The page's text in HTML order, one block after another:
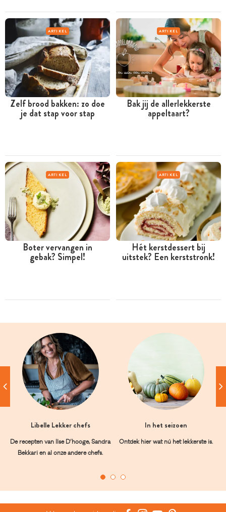
ARTIKEL
Zelf brood bakken: zo doe
je dat stap voor stap
ARTIKEL
Bak jij de allerlekkerste
appeltaart?
ARTIKEL
Boter vervangen in
gebak? Simpel!
ARTIKEL
Hét kerstdessert bij
uitstek? Een kerststronk!
Libelle Lekker chefs
De recepten van Ilse D’hooge, Sandra
Bekkari en al onze andere chefs.
In het seizoen
Ontdek hier wat nú het lekkerste is.